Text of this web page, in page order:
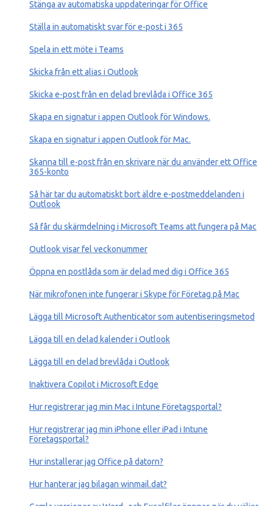
Stänga av automatiska uppdateringar för Office
Ställa in automatiskt svar för e-post i 365
Spela in ett möte i Teams
Skicka från ett alias i Outlook
Skicka e-post från en delad brevlåda i Office 365
Skapa en signatur i appen Outlook för Windows.
Skapa en signatur i appen Outlook för Mac.
Skanna till e-post från en skrivare när du använder ett Office
365-konto
Så här tar du automatiskt bort äldre e-postmeddelanden i
Outlook
Så får du skärmdelning i Microsoft Teams att fungera på Mac
Outlook visar fel veckonummer
Öppna en postlåda som är delad med dig i Office 365
När mikrofonen inte fungerar i Skype för Företag på Mac
Lägga till Microsoft Authenticator som autentiseringsmetod
Lägga till en delad kalender i Outlook
Lägga till en delad brevlåda i Outlook
Inaktivera Copilot i Microsoft Edge
Hur registrerar jag min Mac ‎i Intune Företagsportal?
Hur registrerar jag min iPhone eller iPad ‎i Intune
Företagsportal?
Hur installerar jag Office på datorn?
Hur hanterar jag bilagan winmail.dat?